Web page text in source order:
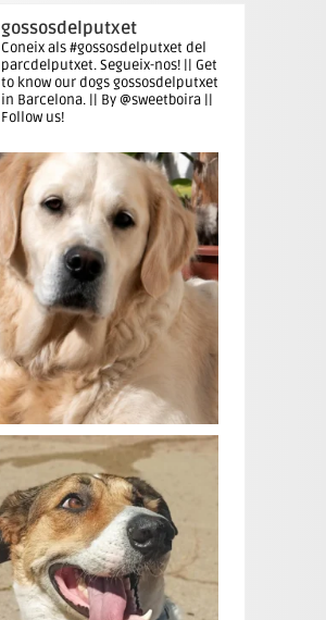
gossosdelputxet
Coneix als #gossosdelputxet del
parcdelputxet. Segueix-nos! || Get
to know our dogs gossosdelputxet
in Barcelona. || By @sweetboira ||
Follow us!